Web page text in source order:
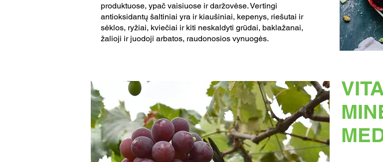
produktuose, ypač vaisiuose ir daržovėse. Vertingi
antioksidantų šaltiniai yra ir kiaušiniai, kepenys, riešutai ir
sėklos, ryžiai, kviečiai ir kiti neskaldyti grūdai, baklažanai,
žalioji ir juodoji arbatos, raudonosios vynuogės.